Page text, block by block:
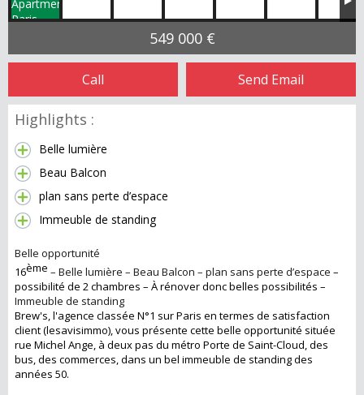
549 000 €
Call Send Email
Highlights :
Belle lumière
Beau Balcon
plan sans perte d’espace
Immeuble de standing
Belle opportunité
16ème – Belle lumière – Beau Balcon – plan sans perte d’espace –
possibilité de 2 chambres – À rénover donc belles possibilités –
Immeuble de standing
Brew's, l'agence classée N°1 sur Paris en termes de satisfaction
client (lesavisimmo), vous présente cette belle opportunité située
rue Michel Ange, à deux pas du métro Porte de Saint-Cloud, des
bus, des commerces, dans un bel immeuble de standing des
années 50.